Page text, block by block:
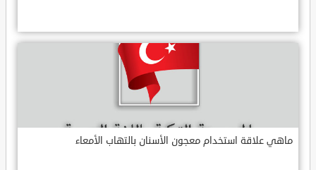
ماهي علاقة استخدام معجون الأسنان بالتهاب الأمعاء